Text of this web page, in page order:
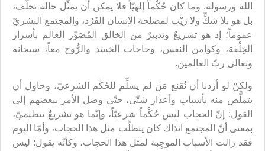
الله ورسوله. وما كان حُكْماً إلهيّاً فلا يمكن أن يمثِّل حالة تخلُّف،
بل هو بلا شكٍّ ولا رَيْب لمصلحة الإنسان الفَرْد، والمجتمع البشريّ
عموماً؛ إذ هو تشريعٌ وتدبيرٌ من الخالق المُصَوِّر العالم بأسرار
الخِلْقة، وكوامن النفس، وحاجات الجَسَد والرُّوح معاً، سبحانه
وتعالى ربّ العالمين.
ولكنْ لو أردنا أن نُقنع مَنْ لم يسلِّم للحُكْم الشرعيّ، وحاول أن
يتملَّص منه بأسباب وأعذار شتّى، حتّى وصل الأمر ببعضهم إلى
القول: إنّ الحجاب ليس حُكْماً شرعيّاً، وإنّما هو تشريعٌ تنظيميّ،
بمعنى أنّ المجتمع آنذاك كان يتطلَّب مثل هذا الحجاب، وأمّا اليوم
فقد زالت الأسباب الموجِبة لمثل هذا الحجاب، وكأنّه يقول: ليس